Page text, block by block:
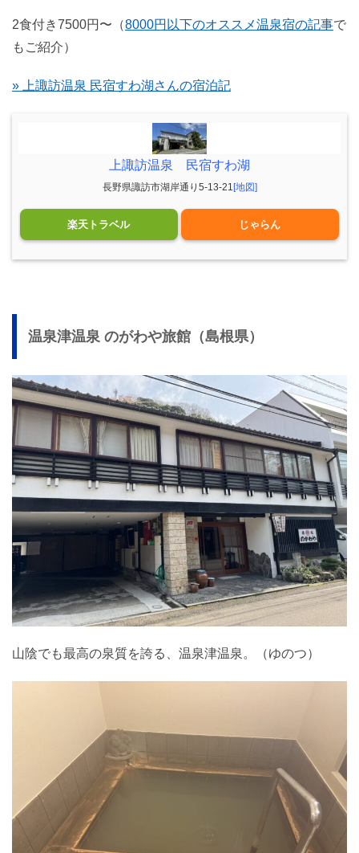
2食付き7500円〜（8000円以下のオススメ温泉宿の記事で
もご紹介）
» 上諏訪温泉 民宿すわ湖さんの宿泊記
上諏訪温泉 民宿すわ湖
長野県諏訪市湖岸通り5-13-21 [地図]
楽天トラベル じゃらん
温泉津温泉 のがわや旅館（島根県）
山陰でも最高の泉質を誇る、温泉津温泉。（ゆのつ）